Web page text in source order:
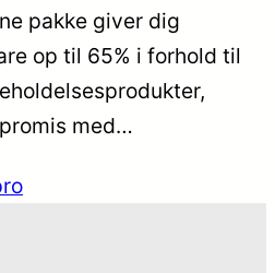
pakke giver dig
op til 65% i forhold til
med…